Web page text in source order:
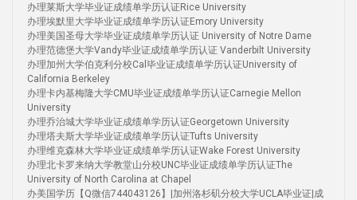
办理莱斯大学毕业证成绩单学历认证Rice University
办理埃默里大学毕业证成绩单学历认证Emory University
办理美国圣母大学毕业证成绩单学历认证 University of Notre Dame
办理范德堡大学Vandy毕业证成绩单学历认证 Vanderbilt University
办理加州大学伯克利分校Cal毕业证成绩单学历认证University of
California Berkeley
办理卡内基梅隆大学CMU毕业证成绩单学历认证Carnegie Mellon
University
办理乔治城大学毕业证成绩单学历认证Georgetown University
办理塔夫斯大学毕业证成绩单学历认证Tufts University
办理维克森林大学毕业证成绩单学历认证Wake Forest University
办理北卡罗来纳大学教堂山分校UNC毕业证成绩单学历认证The
University of North Carolina at Chapel
办美国学历【Q微信744043126】|加州洛杉矶分校大学UCLA毕业证|成